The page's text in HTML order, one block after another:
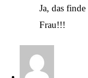
Ja, das
Frau!!!